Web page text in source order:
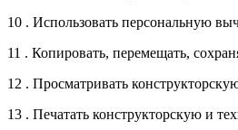
10 . Использовать персональную
11 . Копировать, перемещать,
12 . Просматривать
13 . Печатать конструкторскую и